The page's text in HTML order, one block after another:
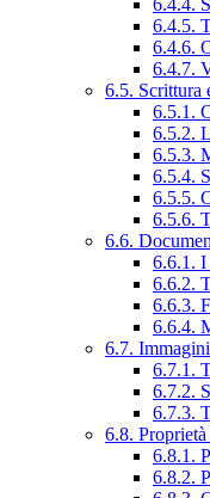
6.4.4.
6.4.5.
6.4.6.
6.4.7.
6.5. Scrittura
6.5.1.
6.5.2.
6.5.3.
6.5.4.
6.5.5.
6.5.6.
6.6.
6.6.1. I
6.6.2.
6.6.3.
6.6.4.
6.7.
6.7.1.
6.7.2.
6.7.3.
6.8.
6.8.1.
6.8.2.